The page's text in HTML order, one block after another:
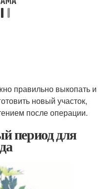
правильно выкопать и
новый участок,
после операции.
период для